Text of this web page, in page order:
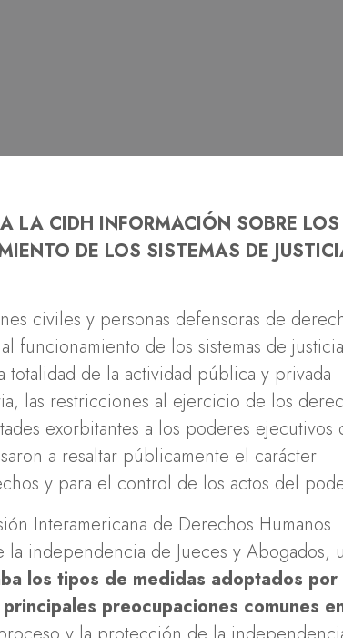
LA CIDH INFORMACIÓN SOBRE LOS
DE LOS SISTEMAS DE
civiles y personas defensoras de
funcionamiento de los sistemas de justicia
de la actividad pública y privada
las restricciones al ejercicio de los
exorbitantes a los poderes ejecutivos
a resaltar públicamente el carácter
y para el control de los actos del
Interamericana de Derechos Humanos
independencia de Jueces y Abogados,
los tipos de medidas adoptados por
preocupaciones comunes